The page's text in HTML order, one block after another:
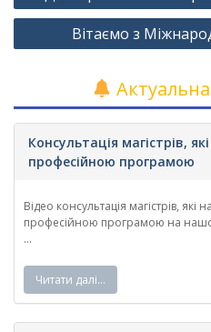
записів
Вітаємо з
Консультація магістрів,
професійною програмою
Відео консультація магістрів, які
професійною програмою на
...
Читати далі…